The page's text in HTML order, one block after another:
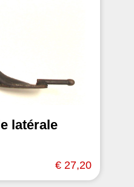
latérale
€ 27,20